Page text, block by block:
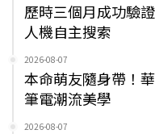
歷時三個月成功驗
人機自主搜索
2026-08-07
本命萌友隨身帶！
筆電潮流美學
2026-08-07